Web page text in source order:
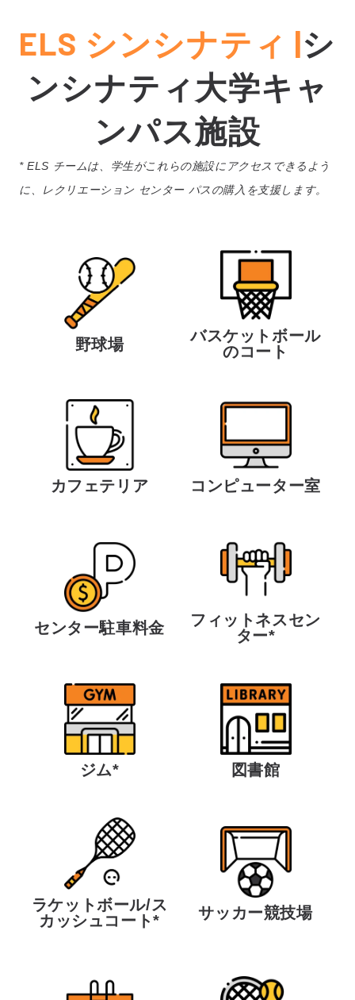
ELS シンシナティ |シ
ンシナティ大学キャ
ンパス施設
* ELS チームは、学生がこれらの施設にアクセスできるよう
に、レクリエーション センター パスの購入を支援します。
野球場
バスケットボール
のコート
カフェテリア コンピューター室
センター駐車料金
フィットネスセン
ター*
ジム* 図書館
ラケットボール/ス
カッシュコート*
サッカー競技場